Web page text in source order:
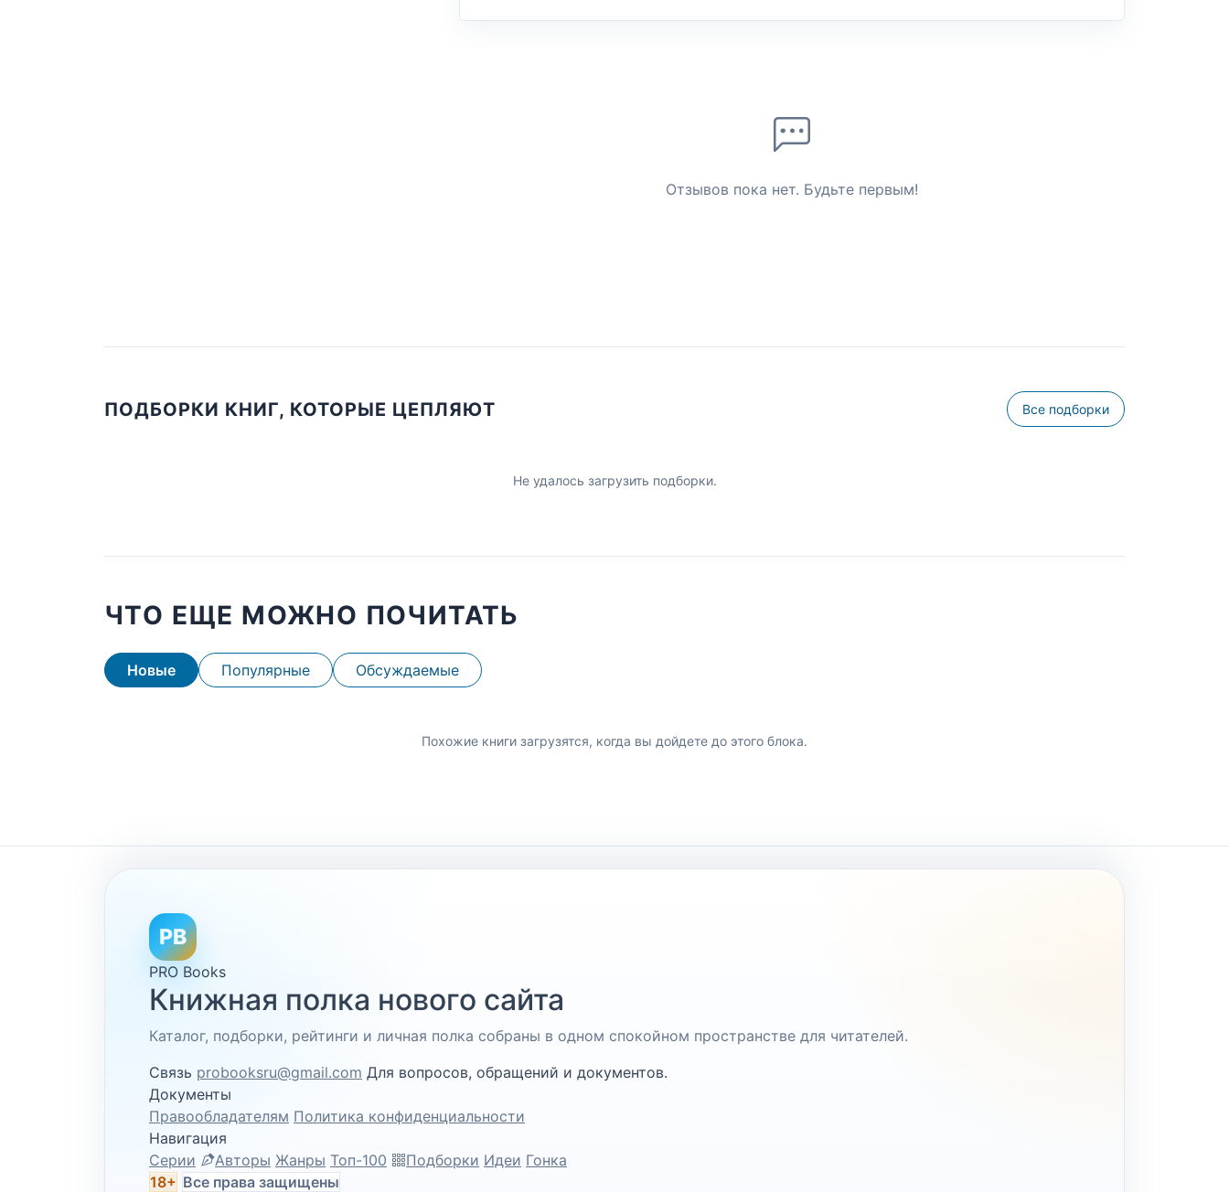
Отзывов пока нет. Будьте первым!
ПОДБОРКИ КНИГ, КОТОРЫЕ ЦЕПЛЯЮТ Все подборки
Не удалось загрузить подборки.
ЧТО ЕЩЕ МОЖНО ПОЧИТАТЬ
Новые Популярные Обсуждаемые
Похожие книги загрузятся, когда вы дойдете до этого блока.
PB
PRO Books
Книжная полка нового сайта
Каталог, подборки, рейтинги и личная полка собраны в одном спокойном пространстве для читателей.
Связь probooksru@gmail.com Для вопросов, обращений и документов.
Документы
Правообладателям Политика конфиденциальности
Навигация
Серии
Авторы Жанры Топ-100 Подборки Идеи Гонка
18+ Все права защищены